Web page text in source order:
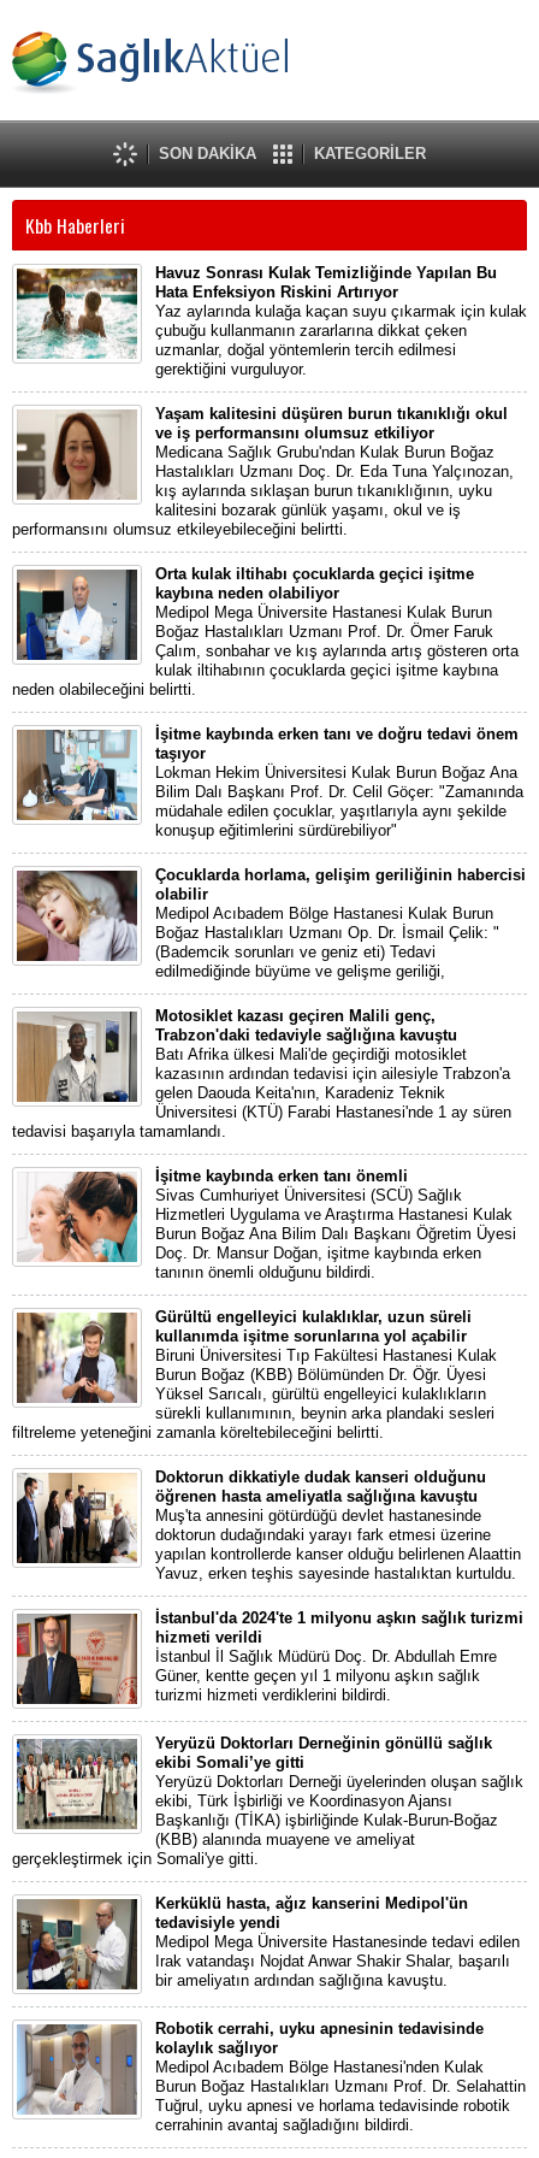
SON DAKİKA KATEGORİLER
Kbb Haberleri
Havuz Sonrası Kulak Temizliğinde Yapılan Bu
Hata Enfeksiyon Riskini Artırıyor
Yaz aylarında kulağa kaçan suyu çıkarmak için kulak
çubuğu kullanmanın zararlarına dikkat çeken
uzmanlar, doğal yöntemlerin tercih edilmesi
gerektiğini vurguluyor.
Yaşam kalitesini düşüren burun tıkanıklığı okul
ve iş performansını olumsuz etkiliyor
Medicana Sağlık Grubu'ndan Kulak Burun Boğaz
Hastalıkları Uzmanı Doç. Dr. Eda Tuna Yalçınozan,
kış aylarında sıklaşan burun tıkanıklığının, uyku
kalitesini bozarak günlük yaşamı, okul ve iş
performansını olumsuz etkileyebileceğini belirtti.
Orta kulak iltihabı çocuklarda geçici işitme
kaybına neden olabiliyor
Medipol Mega Üniversite Hastanesi Kulak Burun
Boğaz Hastalıkları Uzmanı Prof. Dr. Ömer Faruk
Çalım, sonbahar ve kış aylarında artış gösteren orta
kulak iltihabının çocuklarda geçici işitme kaybına
neden olabileceğini belirtti.
İşitme kaybında erken tanı ve doğru tedavi önem
taşıyor
Lokman Hekim Üniversitesi Kulak Burun Boğaz Ana
Bilim Dalı Başkanı Prof. Dr. Celil Göçer: "Zamanında
müdahale edilen çocuklar, yaşıtlarıyla aynı şekilde
konuşup eğitimlerini sürdürebiliyor"
Çocuklarda horlama, gelişim geriliğinin habercisi
olabilir
Medipol Acıbadem Bölge Hastanesi Kulak Burun
Boğaz Hastalıkları Uzmanı Op. Dr. İsmail Çelik: "
(Bademcik sorunları ve geniz eti) Tedavi
edilmediğinde büyüme ve gelişme geriliği,
Motosiklet kazası geçiren Malili genç,
Trabzon'daki tedaviyle sağlığına kavuştu
Batı Afrika ülkesi Mali'de geçirdiği motosiklet
kazasının ardından tedavisi için ailesiyle Trabzon'a
gelen Daouda Keita'nın, Karadeniz Teknik
Üniversitesi (KTÜ) Farabi Hastanesi'nde 1 ay süren
tedavisi başarıyla tamamlandı.
İşitme kaybında erken tanı önemli
Sivas Cumhuriyet Üniversitesi (SCÜ) Sağlık
Hizmetleri Uygulama ve Araştırma Hastanesi Kulak
Burun Boğaz Ana Bilim Dalı Başkanı Öğretim Üyesi
Doç. Dr. Mansur Doğan, işitme kaybında erken
tanının önemli olduğunu bildirdi.
Gürültü engelleyici kulaklıklar, uzun süreli
kullanımda işitme sorunlarına yol açabilir
Biruni Üniversitesi Tıp Fakültesi Hastanesi Kulak
Burun Boğaz (KBB) Bölümünden Dr. Öğr. Üyesi
Yüksel Sarıcalı, gürültü engelleyici kulaklıkların
sürekli kullanımının, beynin arka plandaki sesleri
filtreleme yeteneğini zamanla köreltebileceğini belirtti.
Doktorun dikkatiyle dudak kanseri olduğunu
öğrenen hasta ameliyatla sağlığına kavuştu
Muş'ta annesini götürdüğü devlet hastanesinde
doktorun dudağındaki yarayı fark etmesi üzerine
yapılan kontrollerde kanser olduğu belirlenen Alaattin
Yavuz, erken teşhis sayesinde hastalıktan kurtuldu.
İstanbul'da 2024'te 1 milyonu aşkın sağlık turizmi
hizmeti verildi
İstanbul İl Sağlık Müdürü Doç. Dr. Abdullah Emre
Güner, kentte geçen yıl 1 milyonu aşkın sağlık
turizmi hizmeti verdiklerini bildirdi.
Yeryüzü Doktorları Derneğinin gönüllü sağlık
ekibi Somali’ye gitti
Yeryüzü Doktorları Derneği üyelerinden oluşan sağlık
ekibi, Türk İşbirliği ve Koordinasyon Ajansı
Başkanlığı (TİKA) işbirliğinde Kulak-Burun-Boğaz
(KBB) alanında muayene ve ameliyat
gerçekleştirmek için Somali'ye gitti.
Kerküklü hasta, ağız kanserini Medipol'ün
tedavisiyle yendi
Medipol Mega Üniversite Hastanesinde tedavi edilen
Irak vatandaşı Nojdat Anwar Shakir Shalar, başarılı
bir ameliyatın ardından sağlığına kavuştu.
Robotik cerrahi, uyku apnesinin tedavisinde
kolaylık sağlıyor
Medipol Acıbadem Bölge Hastanesi'nden Kulak
Burun Boğaz Hastalıkları Uzmanı Prof. Dr. Selahattin
Tuğrul, uyku apnesi ve horlama tedavisinde robotik
cerrahinin avantaj sağladığını bildirdi.